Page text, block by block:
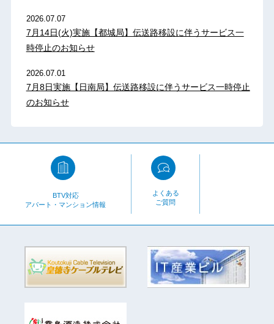
2026.07.07
7月14日(火)実施【都城局】伝送路移設に伴うサービス一
時停止のお知らせ
2026.07.01
7月8日実施【日南局】伝送路移設に伴うサービス一時停止
のお知らせ
BTV対応
アパート・マンション情報
よくある
ご質問